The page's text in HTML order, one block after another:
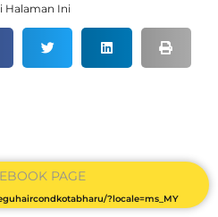
Halaman Ini
PAGE
?locale=ms_MY